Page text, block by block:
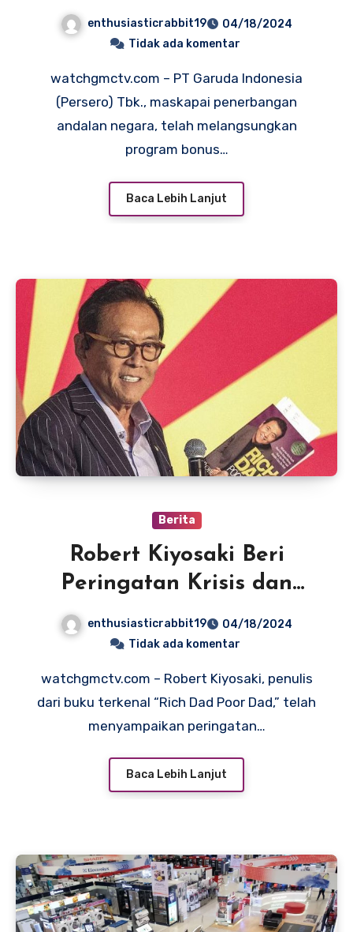
Program Tantiem Saham
2022
enthusiasticrabbit19
04/18/2024
Tidak ada komentar
watchgmctv.com – PT Garuda Indonesia
(Persero) Tbk., maskapai penerbangan
andalan negara, telah melangsungkan
program bonus…
Baca Lebih Lanjut
Berita
Robert Kiyosaki Beri
Peringatan Krisis dan
enthusiasticrabbit19
04/18/2024
Tidak ada komentar
watchgmctv.com – Robert Kiyosaki, penulis
dari buku terkenal “Rich Dad Poor Dad,” telah
menyampaikan peringatan…
Baca Lebih Lanjut